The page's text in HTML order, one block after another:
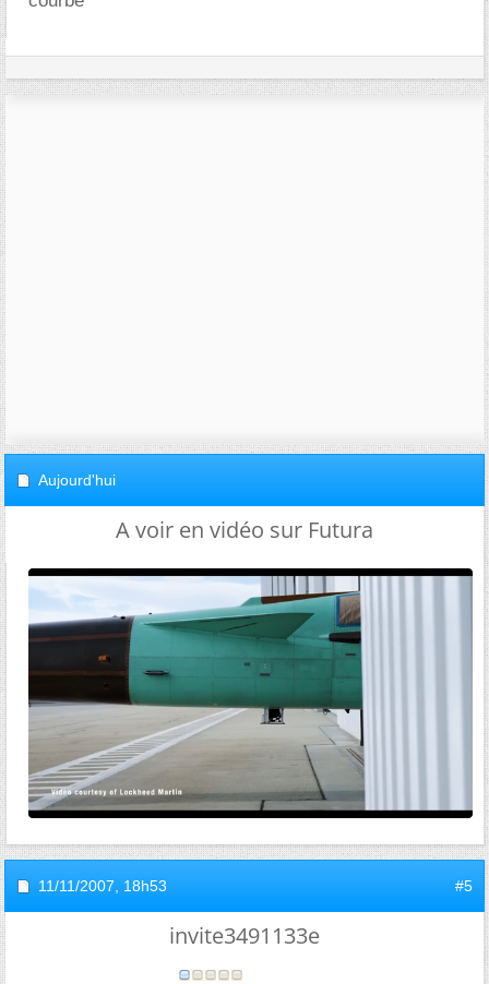
Aujourd'hui
A voir en vidéo sur Futura
11/11/2007, 18h53 #5
invite3491133e